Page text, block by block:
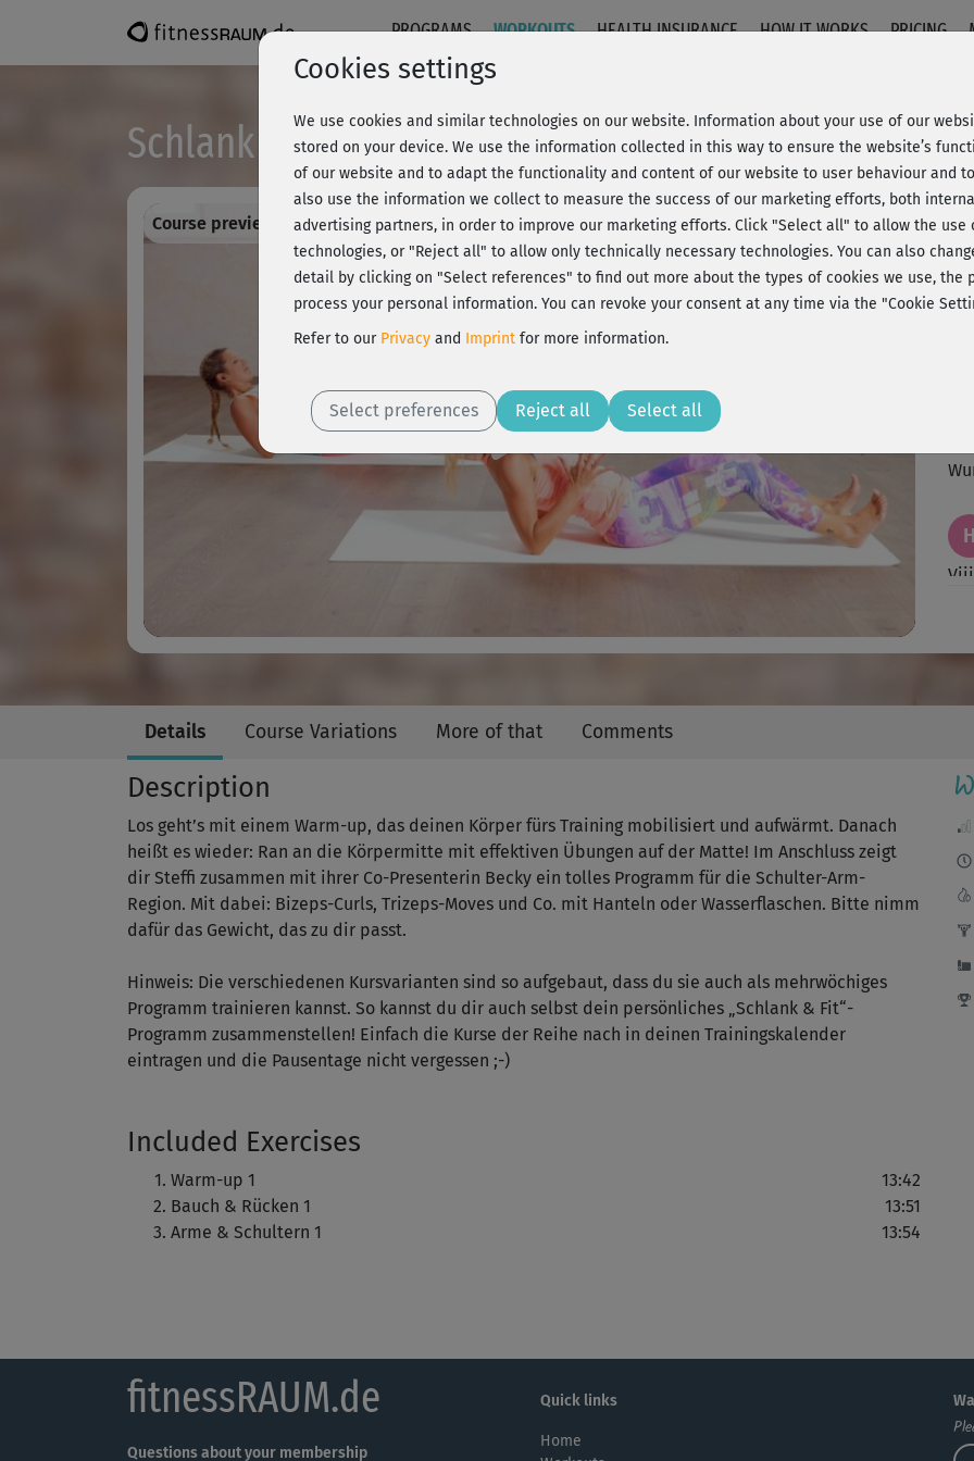
PROGRAMS WORKOUTS HEALTH INSURANCE HOW IT WORKS PRICING
Schlank & fit - Bauch, Rücken & Arme (Kurs 5)
Play
Video
Course preview - register and train all! 20% Rabatt + Wunsch-Goodie
H
L
J
Details Course Variations More of that Comments
Description
Los geht’s mit einem Warm-up, das deinen Körper fürs Training mobilisiert und aufwärmt. Danach
heißt es wieder: Ran an die Körpermitte mit effektiven Übungen auf der Matte! Im Anschluss zeigt
dir Steffi zusammen mit ihrer Co-Presenterin Becky ein tolles Programm für die Schulter-Arm-
Region. Mit dabei: Bizeps-Curls, Trizeps-Moves und Co. mit Hanteln oder Wasserflaschen. Bitte nimm
dafür das Gewicht, das zu dir passt.
Hinweis: Die verschiedenen Kursvarianten sind so aufgebaut, dass du sie auch als mehrwöchiges
Programm trainieren kannst. So kannst du dir auch selbst dein persönliches „Schlank & Fit“-
Programm zusammenstellen! Einfach die Kurse der Reihe nach in deinen Trainingskalender
eintragen und die Pausentage nicht vergessen ;-)
Included Exercises
Warm-up 1
13:42
Bauch & Rücken 1
13:51
Arme & Schultern 1
13:54
fitnessRAUM.de
Questions about your membership
Quick links
Home
Cookies settings
We use cookies and similar technologies on our website. Information about your use of our
stored on your device. We use the information collected in this way to ensure the website’s
of our website and to adapt the functionality and content of our website to user behaviour and
also use the information we collect to measure the success of our marketing efforts, both
advertising partners, in order to improve our marketing efforts. Click "Select all" to allow the
technologies, or "Reject all" to allow only technically necessary technologies. You can also
detail by clicking on "Select references" to find out more about the types of cookies we use, the
process your personal information. You can revoke your consent at any time via the "Cookie
Refer to our Privacy and Imprint for more information.
Select preferences Reject all Select all